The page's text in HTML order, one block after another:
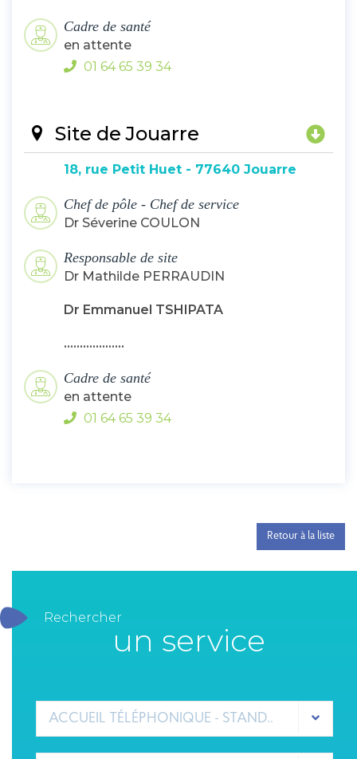
Cadre de santé
en attente
01 64 65 39 34
Site de Jouarre
18, rue Petit Huet - 77640 Jouarre
Chef de pôle - Chef de service
Dr Séverine COULON
Responsable de site
Dr Mathilde PERRAUDIN
Dr Emmanuel TSHIPATA
...................
Cadre de santé
en attente
01 64 65 39 34
Retour à la liste
Rechercher
un service
ACCUEIL TÉLÉPHONIQUE - STANDARD GHEF